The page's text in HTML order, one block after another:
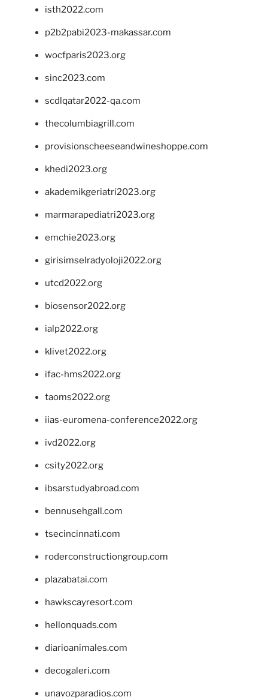
isth2022.com
p2b2pabi2023-makassar.com
wocfparis2023.org
sinc2023.com
scdlqatar2022-qa.com
thecolumbiagrill.com
provisionscheeseandwineshoppe.com
khedi2023.org
akademikgeriatri2023.org
marmarapediatri2023.org
emchie2023.org
girisimselradyoloji2022.org
utcd2022.org
biosensor2022.org
ialp2022.org
klivet2022.org
ifac-hms2022.org
taoms2022.org
iias-euromena-conference2022.org
ivd2022.org
csity2022.org
ibsarstudyabroad.com
bennusehgall.com
tsecincinnati.com
roderconstructiongroup.com
plazabatai.com
hawkscayresort.com
hellonquads.com
diarioanimales.com
decogaleri.com
unavozparadios.com